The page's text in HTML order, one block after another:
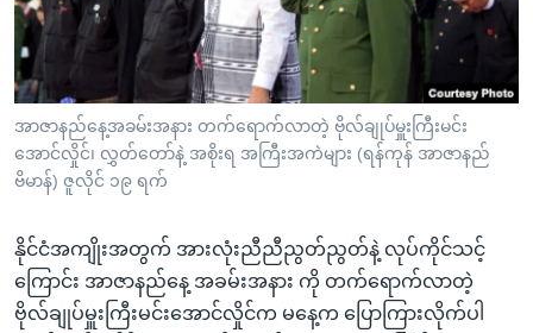
အ
ညွန်း
စာမျက်နှာ
သို့
ကြည့်
ရှာဖွေ
ရန်
နေရာ
သုတပဒေသာ အင်္ဂလိပ်စာ
Learning English
ဗွီအိုအေ လူမှုကွန်ယက်များ
အာဇာနည်နေ့အခမ်းအနား တက်ရောက်လာတဲ့ ဗိုလ်ချုပ်မှူးကြီးမင်း
အောင်လှိုင်၊ လွှတ်တော်နဲ့ အစိုးရ အကြီးအကဲများ (ရန်ကုန် အာဇာနည်
ဗိမာန်) ဇူလိုင် ၁၉ ရက်
နိုင်ငံအကျိုးအတွက် အားလုံးညီညီညွတ်ညွတ်နဲ့ လုပ်ကိုင်သင့်
ကြောင်း အာဇာနည်နေ့ အခမ်းအနား ကို တက်ရောက်လာတဲ့
ဗိုလ်ချုပ်မှူးကြီးမင်းအောင်လှိုင်က မနေ့က ပြောကြားလိုက်ပါ